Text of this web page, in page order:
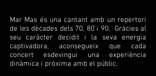
Mar Mas és una cantant amb un repertori
de les dècades dels 70, 80 i 90. Gràcies al
seu caràcter decidit i la seva energia
captivadora, aconsegueix que cada
concert esdevingui una experiència
dinàmica i pròxima amb el públic.